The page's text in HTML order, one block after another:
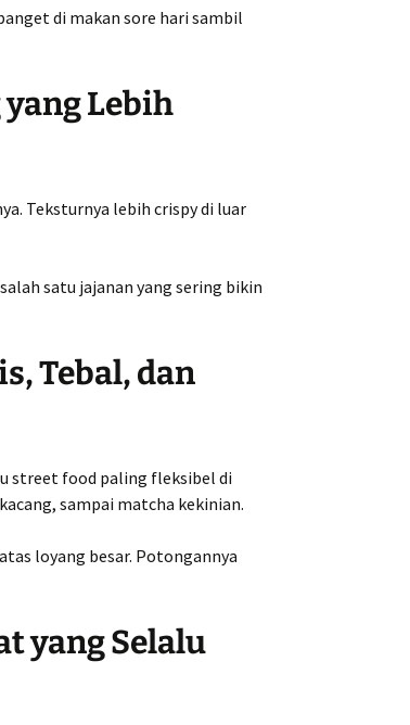
di makan sore hari sambil
yang Lebih
Teksturnya lebih crispy di luar
satu jajanan yang sering bikin
Tebal, dan
street food paling fleksibel di
sampai matcha kekinian.
loyang besar. Potongannya
yang Selalu